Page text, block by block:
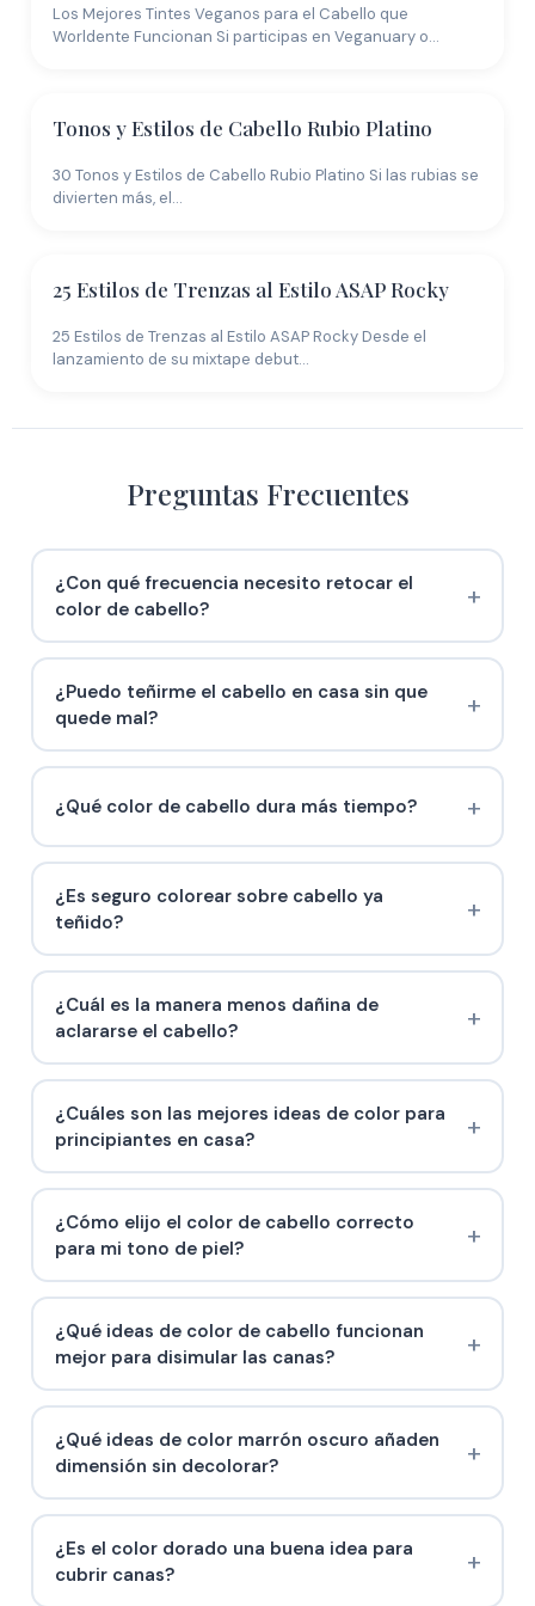
Los Mejores Tintes Veganos para el Cabello que
Worldente Funcionan Si participas en Veganuary o…
Tonos y Estilos de Cabello Rubio Platino
30 Tonos y Estilos de Cabello Rubio Platino Si las rubias se
divierten más, el…
25 Estilos de Trenzas al Estilo ASAP Rocky
25 Estilos de Trenzas al Estilo ASAP Rocky Desde el
lanzamiento de su mixtape debut…
Preguntas Frecuentes
¿Con qué frecuencia necesito retocar el
color de cabello?
¿Puedo teñirme el cabello en casa sin que
quede mal?
¿Qué color de cabello dura más tiempo?
¿Es seguro colorear sobre cabello ya
teñido?
¿Cuál es la manera menos dañina de
aclararse el cabello?
¿Cuáles son las mejores ideas de color para
principiantes en casa?
¿Cómo elijo el color de cabello correcto
para mi tono de piel?
¿Qué ideas de color de cabello funcionan
mejor para disimular las canas?
¿Qué ideas de color marrón oscuro añaden
dimensión sin decolorar?
¿Es el color dorado una buena idea para
cubrir canas?